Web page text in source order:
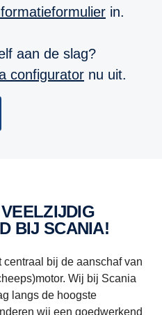
in.
aan de slag?
configurator nu uit.
BIJ SCANIA!
bij de aanschaf van
Wij bij Scania
langs de hoogste
wij een goedwerkend